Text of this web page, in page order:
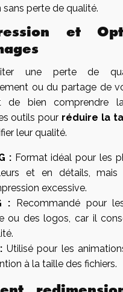
sans perte de qualité.
et
une perte de
ou du partage de
de bien comprendre
outils pour réduire la
leur qualité.
:Format idéal pour les
et en détails,
excessive.
:Recommandé pour
ou des logos, car il
Utilisé pour les
à la taille des fichiers.